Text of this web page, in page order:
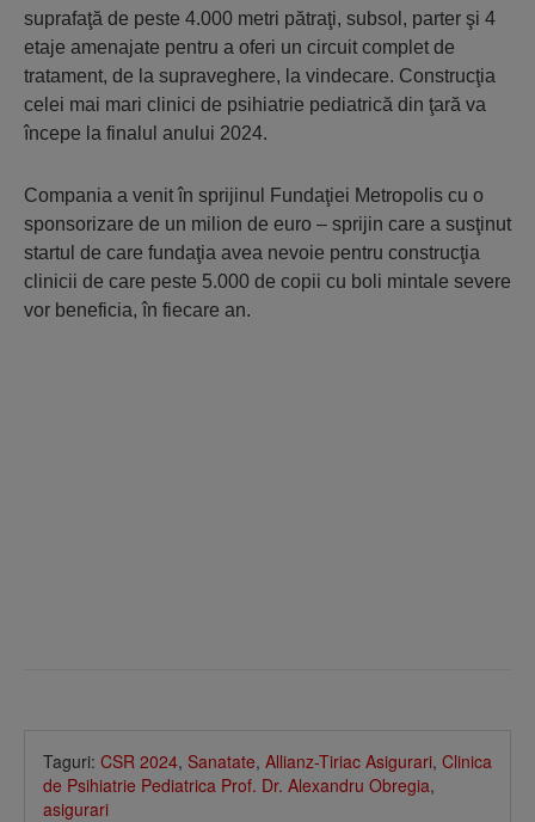
suprafaţă de peste 4.000 metri pătraţi, subsol, parter şi 4
etaje amenajate pentru a oferi un circuit complet de
tratament, de la supraveghere, la vindecare. Construcţia
celei mai mari clinici de psihiatrie pediatrică din ţară va
începe la finalul anului 2024.
Compania a venit în sprijinul Fundaţiei Metropolis cu o
sponsorizare de un milion de euro – sprijin care a susţinut
startul de care fundaţia avea nevoie pentru construcţia
clinicii de care peste 5.000 de copii cu boli mintale severe
vor beneficia, în fiecare an.
Taguri: CSR 2024, Sanatate, Allianz-Tiriac Asigurari, Clinica
de Psihiatrie Pediatrica Prof. Dr. Alexandru Obregia,
asigurari